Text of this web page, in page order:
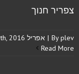
צפריר חנוך
Byplev
| אפריל 29th, 2016
Read More